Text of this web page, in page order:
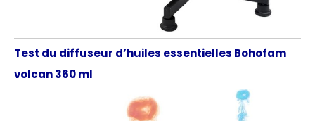
Test du diffuseur d’huiles essentielles Bohofam
volcan 360 ml